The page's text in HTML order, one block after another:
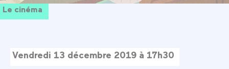
Le cinéma
Vendredi 13 décembre 2019 à 17h30